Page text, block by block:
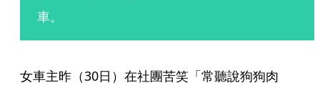
車。
女車主昨（30日）在社團苦笑「常聽說狗狗肉